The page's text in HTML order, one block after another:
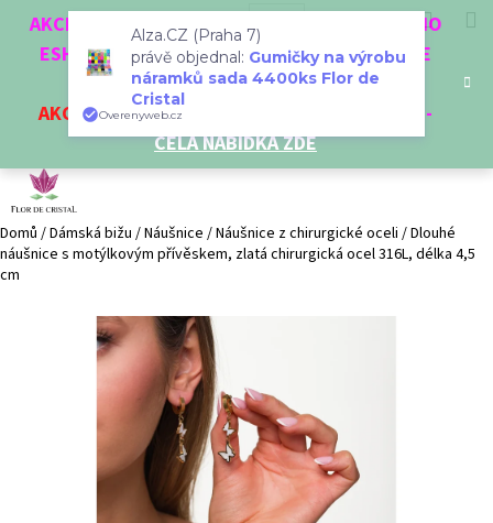
AKCE 3 + 1 ZDARMA. NAKUPTE 4 VĚCI Z NAŠEHO
ESHOPU A ČTVRTÝ NEJLEVNĚJŠÍ DOSTANETE
ZDARMA!
AKCENA VYBRANÉ VÝROBKY
-
CELÁ NABÍDKA ZDE
HledatPřihlášení
Domů /Dámská bižu /Náušnice /Náušnice z chirurgické oceli /Dlouhé
náušnice s motýlkovým přívěskem, zlatá chirurgická ocel 316L, délka 4,5
cm
Zpět
Zpět
p
o
t
ř
Alza.CZ (Praha 7)
právě objednal: Gumičky na výrobu
náramků sada 4400ks Flor de
Cristal
Overenyweb.cz